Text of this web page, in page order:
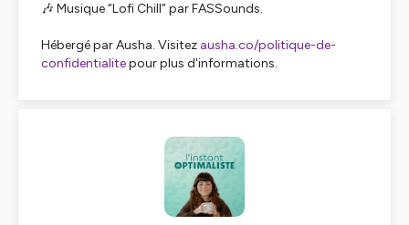
🎶 Musique “Lofi Chill” par FASSounds.
Hébergé par Ausha. Visitez ausha.co/politique-de-
confidentialitepour plus d'informations.